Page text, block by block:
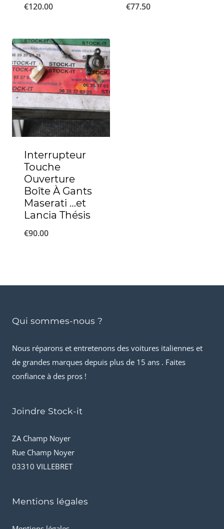
€120.00 €77.50
Interrupteur
Touche
Ouverture
Boîte À Gants
Maserati …et
Lancia Thésis
€90.00
Qui sommes-nous ?
Nous réparons et entretenons des voitures italiennes et
de grandes marques depuis plus de 15 ans . Faites
confiance à des pros !
Joindre Stock-it
ZA Champ Noyer
Rue Champ Noyer
03310 VILLEBRET
Mentions légales